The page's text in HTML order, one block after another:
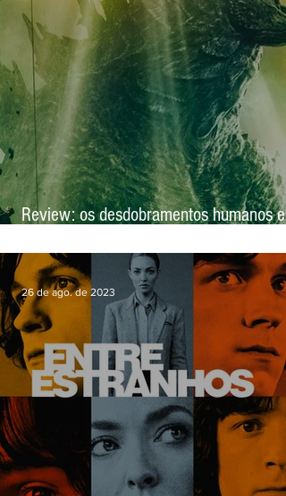
Review: os desdobramentos humanos em
'Monarch: Legado de Monstros'
2 de mai. de 2024
26 de ago. de 2023